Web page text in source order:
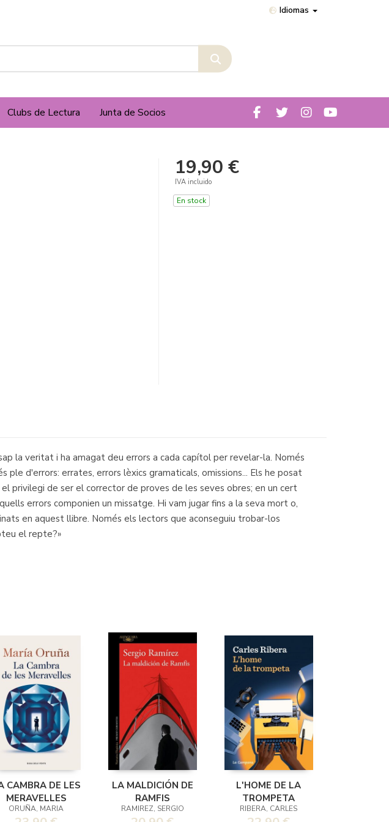
Idiomas
Clubs de Lectura Junta de Socios
19,90 €
IVA incluido
En stock
la veritat i ha amagat deu errors a cada capítol per revelar-la. Només
d'errors: errates, errors lèxics gramaticals, omissions... Els he posat
privilegi de ser el corrector de proves de les seves obres; en un cert
errors componien un missatge. Hi vam jugar fins a la seva mort o,
en aquest llibre. Només els lectors que aconseguiu trobar-los
el repte?»
CAMBRA DE LES
MERAVELLES
ORUÑA, MARIA
LA MALDICIÓN DE
RAMFIS
RAMIREZ, SERGIO
L'HOME DE LA
TROMPETA
RIBERA, CARLES